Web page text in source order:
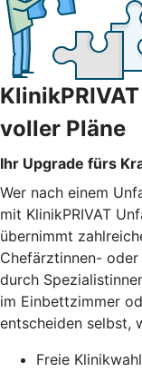
voller Pläne
Ihr Upgrade fürs
Wer nach einem
mit KlinikPRIVAT
übernimmt
Chefärztinnen-
durch
im Einbettzimmer
entscheiden selbst,
Freie